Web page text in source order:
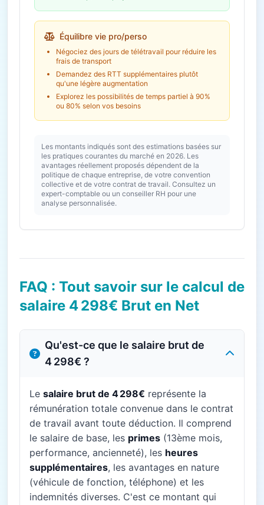
Équilibre vie pro/perso
Négociez des jours de télétravail pour réduire les
frais de transport
Demandez des RTT supplémentaires plutôt
qu'une légère augmentation
Explorez les possibilités de temps partiel à 90%
ou 80% selon vos besoins
Les montants indiqués sont des estimations basées sur
les pratiques courantes du marché en 2026. Les
avantages réellement proposés dépendent de la
politique de chaque entreprise, de votre convention
collective et de votre contrat de travail. Consultez un
expert-comptable ou un conseiller RH pour une
analyse personnalisée.
FAQ : Tout savoir sur le calcul de
salaire 4 298€ Brut en Net
Qu'est-ce que le salaire brut de
4 298€ ?
Le salaire brut de 4 298€ représente la
rémunération totale convenue dans le contrat
de travail avant toute déduction. Il comprend
le salaire de base, les primes (13ème mois,
performance, ancienneté), les heures
supplémentaires, les avantages en nature
(véhicule de fonction, téléphone) et les
indemnités diverses. C'est ce montant qui